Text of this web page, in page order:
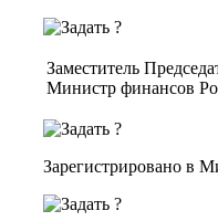
Заместитель
Министр финансов
Зарегистрировано в